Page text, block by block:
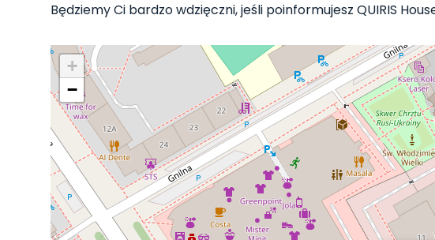
Będziemy Ci bardzo wdzięczni, jeśli poinformujesz QUIRIS
+
−